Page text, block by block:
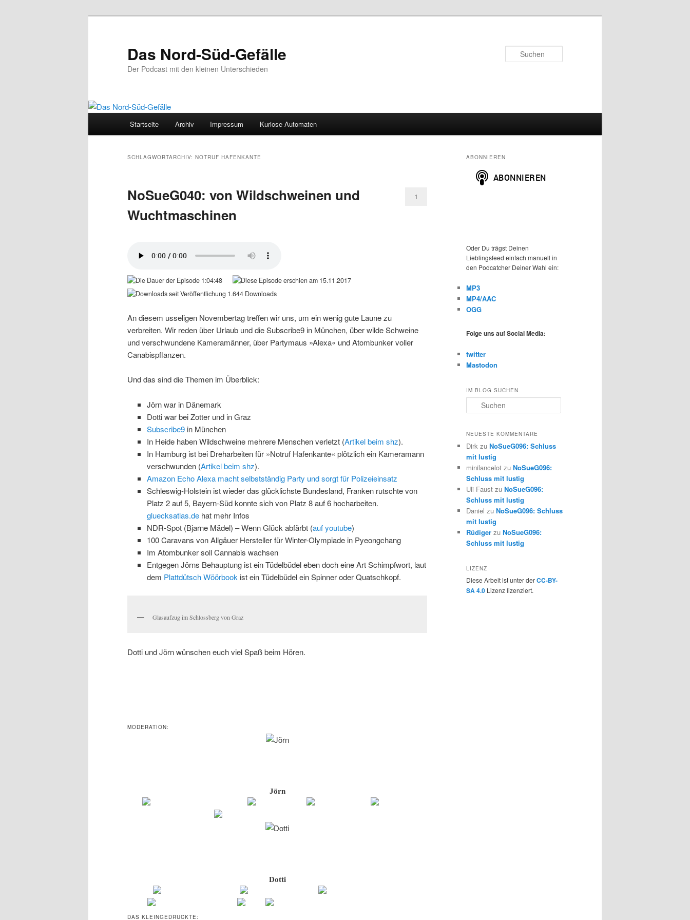
Das Nord-Süd-Gefälle
Der Podcast mit den kleinen Unterschieden
Startseite Archiv Impressum Kuriose Automaten
SCHLAGWORTARCHIV: NOTRUF HAFENKANTE
NoSueG040: von Wildschweinen und
Wuchtmaschinen
1
1:04:48
15.11.2017
1.644 Downloads
An diesem usseligen Novembertag treffen wir uns, um ein wenig gute Laune zu
verbreiten. Wir reden über Urlaub und die Subscribe9 in München, über wilde Schweine
und verschwundene Kameramänner, über Partymaus »Alexa« und Atombunker voller
Canabispflanzen.
Und das sind die Themen im Überblick:
Jörn war in Dänemark
Dotti war bei Zotter und in Graz
Subscribe9in München
In Heide haben Wildschweine mehrere Menschen verletzt (Artikel beim shz).
In Hamburg ist bei Dreharbeiten für »Notruf Hafenkante« plötzlich ein Kameramann
verschwunden (Artikel beim shz).
Amazon Echo Alexa macht selbstständig Party und sorgt für Polizeieinsatz
Schleswig-Holstein ist wieder das glücklichste Bundesland, Franken rutschte von
Platz 2 auf 5, Bayern-Süd konnte sich von Platz 8 auf 6 hocharbeiten.
gluecksatlas.dehat mehr Infos
NDR-Spot (Bjarne Mädel) – Wenn Glück abfärbt (auf youtube)
100 Caravans von Allgäuer Hersteller für Winter-Olympiade in Pyeongchang
Im Atombunker soll Cannabis wachsen
Entgegen Jörns Behauptung ist ein Tüdelbüdel eben doch eine Art Schimpfwort, laut
dem Plattdütsch Wöörbook ist ein Tüdelbüdel ein Spinner oder Quatschkopf.
Glasaufzug im Schlossberg von Graz
Dotti und Jörn wünschen euch viel Spaß beim Hören.
MODERATION:
Jörn
Dotti
DAS KLEINGEDRUCKTE:
ABONNIEREN
Oder Du trägst Deinen
Lieblingsfeed einfach manuell in
den Podcatcher Deiner Wahl ein:
MP3
MP4/AAC
OGG
Folge uns auf Social Media:
twitter
Mastodon
IM BLOG SUCHEN
u
h
n
NEUESTE KOMMENTARE
Dirk zu NoSueG096: Schluss
mit lustig
minilancelot zu NoSueG096:
Schluss mit lustig
Uli Faust zu NoSueG096:
Schluss mit lustig
Daniel zu NoSueG096: Schluss
mit lustig
Rüdiger zu NoSueG096:
Schluss mit lustig
LIZENZ
Diese Arbeit ist unter derCC-BY-
SA 4.0 Lizenz lizenziert.